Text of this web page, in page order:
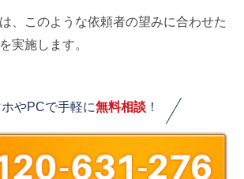
、このような依頼者の望みに合わせた
実施します。
ホやPCで手軽に無料相談！